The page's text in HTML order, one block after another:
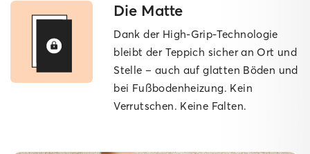
Die Matte
Dank der High-Grip-Technologie
bleibt der Teppich sicher an Ort und
Stelle – auch auf glatten Böden und
bei Fußbodenheizung. Kein
Verrutschen. Keine Falten.